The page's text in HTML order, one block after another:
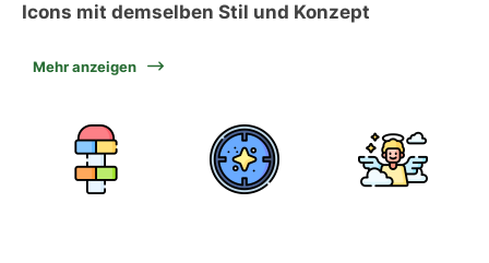
Icons mit demselben Stil und Konzept
Mehr anzeigen